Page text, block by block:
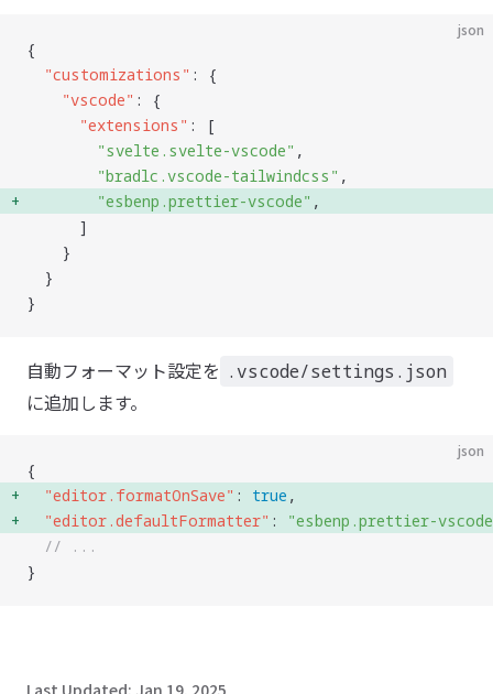
json
{
  "
customizations " : {
    "
vscode" : {
      "
extensions " : [
        "
svelte.svelte-vscode" ,
        "
bradlc.vscode-tailwindcss " ,
        "
esbenp.prettier-vscode" ,
      ]
    }
  }
}
自動フォーマット設定を .vscode/settings.json
に追加します。
json
{
  "
editor.formatOnSave" : true ,
  "
editor.defaultFormatter" : "esbenp.prettier-vscode
  // ...
}
Last Updated: Jan 19, 2025